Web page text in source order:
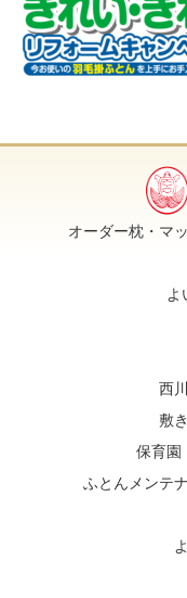
オーダー枕・マ
よ
西
敷
保育園
ふとんメンテ